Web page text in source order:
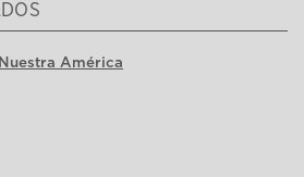
América